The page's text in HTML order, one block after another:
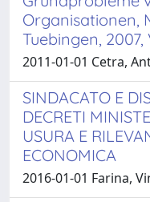
Organisationen,
Tuebingen, 2007,
2011-01-01 Cetra,
SINDACATO E
DECRETI
USURA E
ECONOMICA
2016-01-01 Farina,